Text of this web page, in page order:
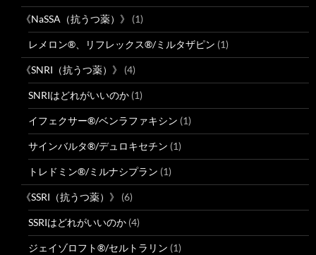
《NaSSA（抗うつ薬）》 (1)
レメロン®、リフレックス®/ミルタザピン (1)
《SNRI（抗うつ薬）》 (4)
SNRIはどれがいいのか (1)
イフェクサー®/ベンラファキシン (1)
サインバルタ®/デュロキセチン (1)
トレドミン®/ミルナシプラン (1)
《SSRI（抗うつ薬）》 (6)
SSRIはどれがいいのか (4)
ジェイゾロフト®/セルトラリン (1)